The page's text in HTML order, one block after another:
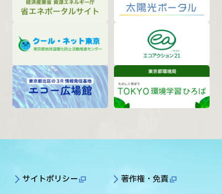
サイトポリシー 著作権・免責